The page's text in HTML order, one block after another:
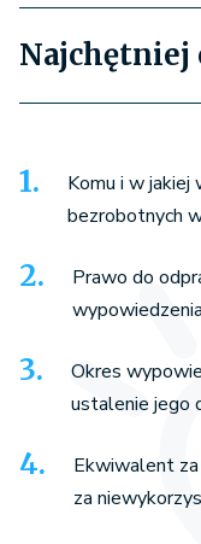
Najchętniej
Komu i w jakiej
bezrobotnych
Prawo do
Okres
ustalenie jego
Ekwiwalent
za